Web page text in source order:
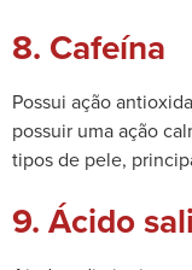
8. Cafeína
Possui ação
possuir uma ação
tipos de pele,
9. Ácido